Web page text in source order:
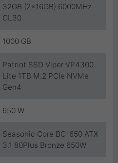
32GB (2x16GB) 6000MHz
CL30
1000 GB
Patriot SSD Viper VP4300
Lite 1TB M.2 PCIe NVMe
Gen4
650 W
Seasonic Core BC-650 ATX
3.1 80Plus Bronze 650W